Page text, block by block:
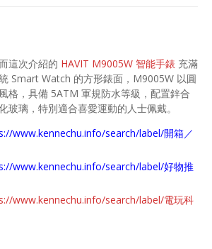
這次介紹的 HAVIT M9005W 智能手錶 充滿
Smart Watch 的方形錶面，M9005W 以圓
格，具備 5ATM 軍規防水等級，配置鋅合
玻璃，特別適合喜愛運動的人士佩戴。
www.kennechu.info/search/label/開箱／
www.kennechu.info/search/label/好物推
www.kennechu.info/search/label/電玩科